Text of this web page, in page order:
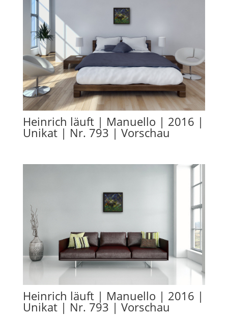
Heinrich läuft | Manuello | 2016 |
Unikat | Nr. 793 | Vorschau
Heinrich läuft | Manuello | 2016 |
Unikat | Nr. 793 | Vorschau